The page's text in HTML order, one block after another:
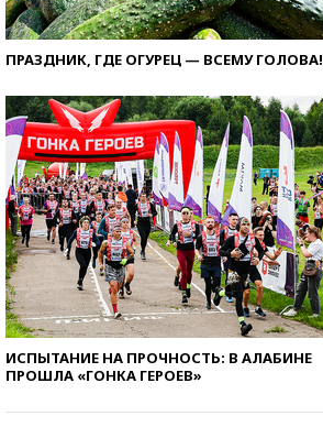
ПРАЗДНИК, ГДЕ ОГУРЕЦ — ВСЕМУ ГОЛОВА!
ИСПЫТАНИЕ НА ПРОЧНОСТЬ: В АЛАБИНЕ
ПРОШЛА «ГОНКА ГЕРОЕВ»